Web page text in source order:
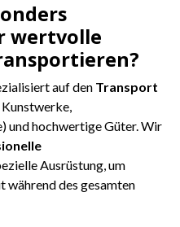
wertvolle
auf den Transport
Kunstwerke,
und hochwertige Güter. Wir
Ausrüstung, um
während des gesamten